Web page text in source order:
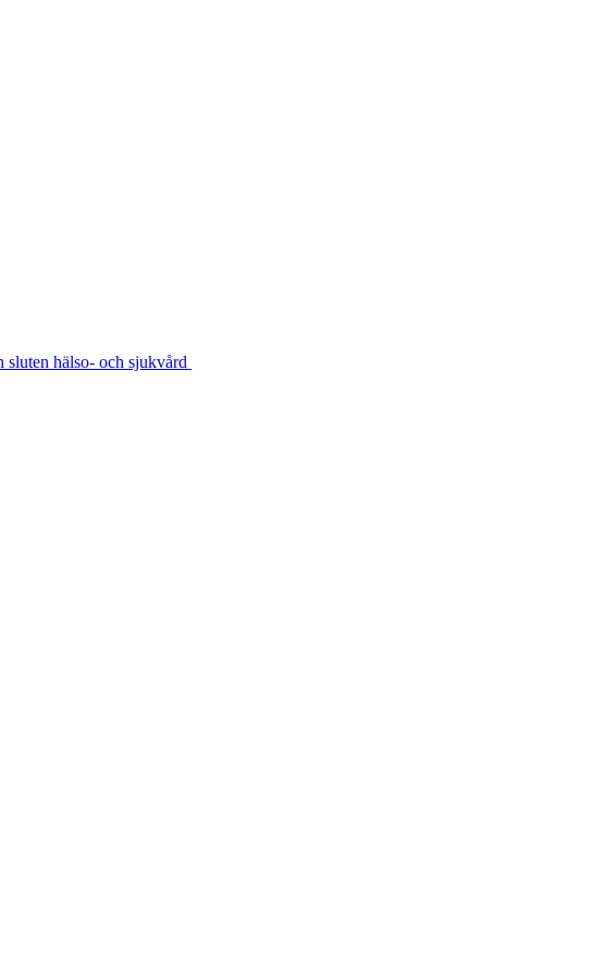
sluten hälso- och sjukvård